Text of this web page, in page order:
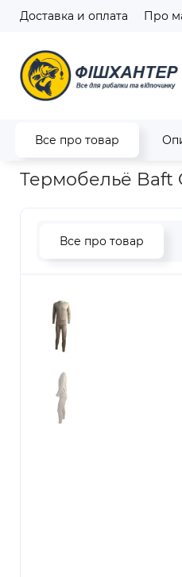
Доставка и оплата Про
Все про товар
Главная Одежда и обувь
Термобельё Baft
Все про товар